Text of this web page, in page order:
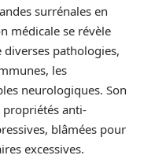
surrénales en
médicale se révèle
pathologies,
les
neurologiques. Son
propriétés anti-
blâmées pour
excessives.